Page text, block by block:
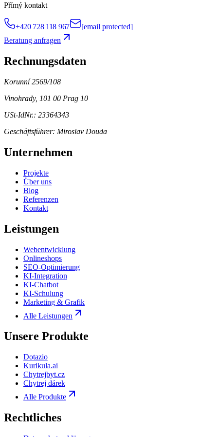
Přímý kontakt
+420 728 118 967
[email protected]
Beratung anfragen
Rechnungsdaten
Korunní 2569/108
Vinohrady, 101 00 Prag 10
USt-IdNr.: 23364343
Geschäftsführer: Miroslav Douda
Unternehmen
Projekte
Über uns
Blog
Referenzen
Kontakt
Leistungen
Webentwicklung
Onlineshops
SEO-Optimierung
KI-Integration
KI-Chatbot
KI-Schulung
Marketing & Grafik
Alle Leistungen
Unsere Produkte
Dotazio
Kurikula.ai
Chytrejbyt.cz
Chytrej dárek
Alle Produkte
Rechtliches